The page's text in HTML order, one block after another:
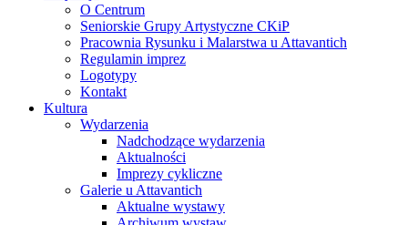
O Centrum
Seniorskie Grupy Artystyczne CKiP
Pracownia Rysunku i Malarstwa u Attavantich
Regulamin imprez
Logotypy
Kontakt
Kultura
Wydarzenia
Nadchodzące wydarzenia
Aktualności
Imprezy cykliczne
Galerie u Attavantich
Aktualne wystawy